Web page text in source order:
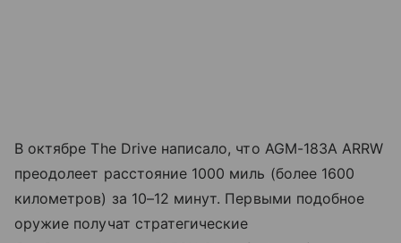
В октябре The Drive написало, что AGM-183A ARRW
преодолеет расстояние 1000 миль (более 1600
километров) за 10–12 минут. Первыми подобное
оружие получат стратегические